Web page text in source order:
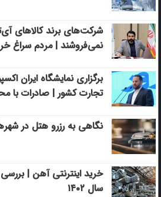
شرکت‌های برند کالاهای
نمی‌فروشند | مردم سراغ
برگزاری نمایشگاه ایران
تجارت کشور | صادرات با
نگاهی به رزرو هتل در
خرید اینترنتی آهن |
سال ۱۴۰۲